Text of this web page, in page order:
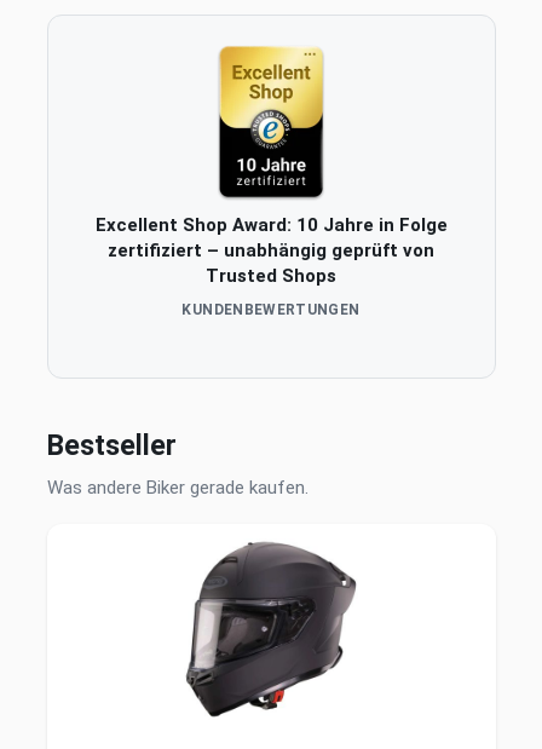
Excellent Shop Award: 10 Jahre in Folge
zertifiziert – unabhängig geprüft von
Trusted Shops
KUNDENBEWERTUNGEN
Bestseller
Was andere Biker gerade kaufen.